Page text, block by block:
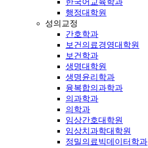
한국어교육학과
행정대학원
성의교정
간호학과
보건의료경영대학원
보건학과
생명대학원
생명윤리학과
융복합의과학과
의과학과
의학과
임상간호대학원
임상치과학대학원
정밀의료빅데이터학과